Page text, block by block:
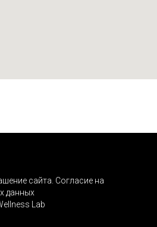
сайта. Согласие на
данных
Lab